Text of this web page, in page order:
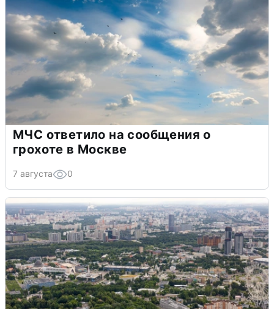
МЧС ответило на сообщения о
грохоте в Москве
7 августа 0